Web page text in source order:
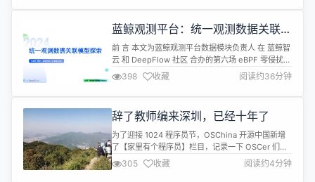
8.0.32 源码，存储引擎为 InnoDB。...
蓝鲸观测平台：统一观测数据关联模
型探索
前 言 本文为蓝鲸观测平台数据模块负责人 在 蓝鲸智
云 和 DeepFlow 社区 合办的第六场 eBPF 零侵扰可
观测性 Meetup 上的演讲，原来题为根因定位关
键：统一观测数据关联模型探索 概 述 根因分析高度
依赖可关联的观测数据。蓝鲸在构建了包含 traces、
础上，探索通过整合 CMDB、K...
398 收藏 阅读约36分钟
辞了教师编来深圳，已经十年了
为了迎接 1024 程序员节，OSChina 开源中国新增
了【家里有个程序员】栏目，记录一下 OSCer 们当
前的生活，欢迎各位 OSCer 踊跃投稿呀。 投稿细
305 收藏 阅读约4分钟